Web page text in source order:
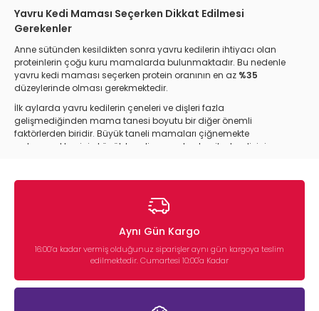
Yavru Kedi Maması Seçerken Dikkat Edilmesi
Gerekenler
Anne sütünden kesildikten sonra yavru kedilerin ihtiyacı olan
proteinlerin çoğu kuru mamalarda bulunmaktadır. Bu nedenle
yavru kedi maması seçerken protein oranının en az %35
düzeylerinde olması gerekmektedir.
İlk aylarda yavru kedilerin çeneleri ve dişleri fazla
gelişmediğinden mama tanesi boyutu bir diğer önemli
faktörlerden biridir. Büyük taneli mamaları çiğnemekte
zorlanacakları için küçük taneli mamaları tercih etmelisiniz.
belirleyebilirsiniz. Piyasadatavuklu, okyanus balıklı, hindi etli,
Mama seçerken bu doğrultuda kedinizin damat tadına da
Yetişkin kuru kedi mamaları ile yavru kedi mamaları
arasındaki en büyük farklardan biri mama içindeki lif oranıdır.
Yetişkin mamalarda lif oranı yüksekken, yavru kedi
mamalarında bu oran oldukça azdır. Ayrıca beslenmelerine
takviye edileceket, balık, süt, salam, sosisgibi benzeri gıdalar
Aynı Gün Kargo
16:00’a kadar vermiş olduğunuz siparişler aynı gün kargoya teslim
edilmektedir. Cumartesi 10:00'a Kadar